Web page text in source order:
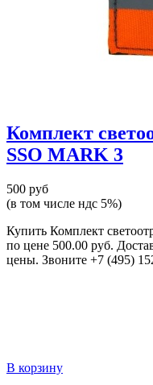
Комплект
SSO MARK 3
500 руб
(в том числе ндс 5%)
Купить Комплект
по цене 500.00 руб.
цены. Звоните +7 (495)
В корзину